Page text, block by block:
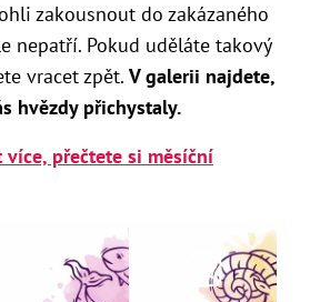
zakousnout do zakázaného
nepatří. Pokud uděláte takový
vracet zpět. V galerii najdete,
hvězdy přichystaly.
více, přečtete si měsíční